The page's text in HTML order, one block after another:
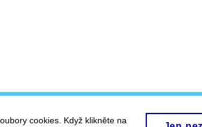
cookies. Když klikněte na